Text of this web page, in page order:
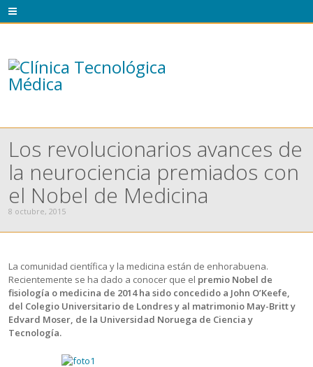
Los revolucionarios avances de
la neurociencia premiados con
el Nobel de Medicina
8 octubre, 2015
La comunidad científica y la medicina están de enhorabuena.
Recientemente se ha dado a conocer que el premio Nobel de
fisiología o medicina de 2014 ha sido concedido a John O’Keefe,
del Colegio Universitario de Londres y al matrimonio May-Britt y
Edvard Moser, de la Universidad Noruega de Ciencia y
Tecnología.